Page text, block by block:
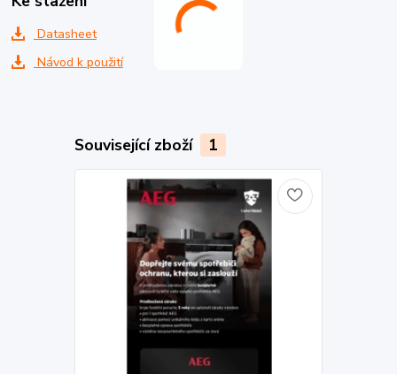
Datasheet
Návod k použití
Související zboží 1